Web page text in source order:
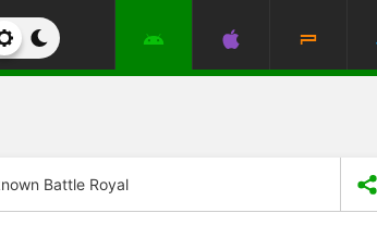
Battle Royal